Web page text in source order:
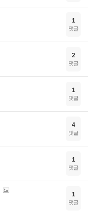
1
댓글
2
댓글
1
댓글
4
댓글
1
댓글
1
댓글